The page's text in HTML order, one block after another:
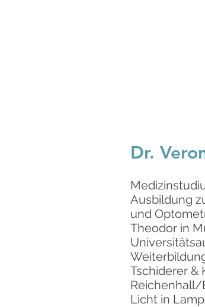
Dr.
Ausbildung
und
Theodor in
Tschiderer &
Reichenhall/
Licht in